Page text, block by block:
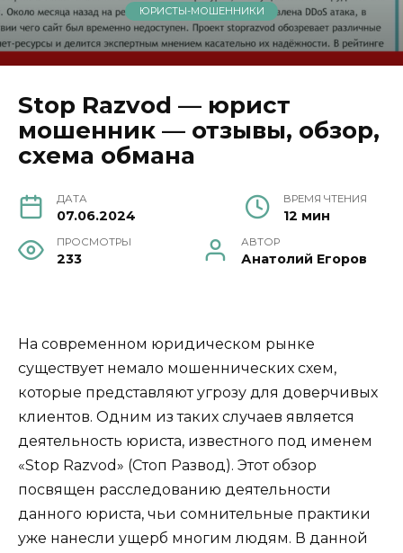
ЮРИСТЫ-МОШЕННИКИ
Stop Razvod — юрист
мошенник — отзывы, обзор,
схема обмана
ДАТА
07.06.2024
ВРЕМЯ ЧТЕНИЯ
12 мин
ПРОСМОТРЫ
233
АВТОР
Анатолий Егоров
На современном юридическом рынке
существует немало мошеннических схем,
которые представляют угрозу для доверчивых
клиентов. Одним из таких случаев является
деятельность юриста, известного под именем
«Stop Razvod» (Стоп Развод). Этот обзор
посвящен расследованию деятельности
данного юриста, чьи сомнительные практики
уже нанесли ущерб многим людям. В данной